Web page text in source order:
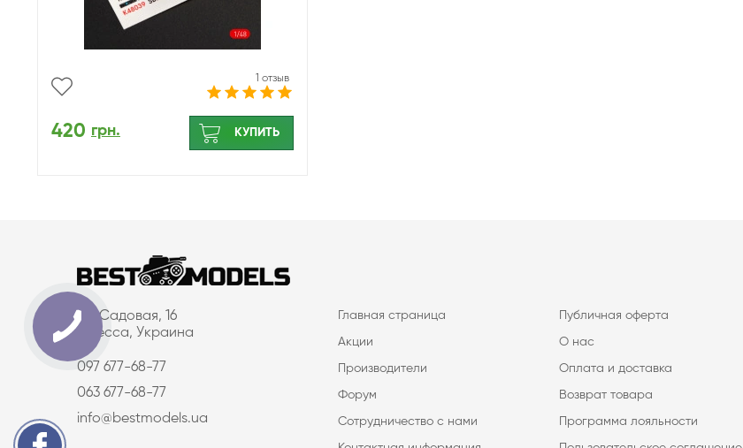
1 отзыв
420 грн. КУПИТЬ
ул. Садовая, 16
Одесса, Украина
097 677-68-77
063 677-68-77
info@bestmodels.ua
Главная страница Публичная оферта
Акции О нас
Производители Оплата и доставка
Форум Возврат товара
Сотрудничество с нами Программа лояльности